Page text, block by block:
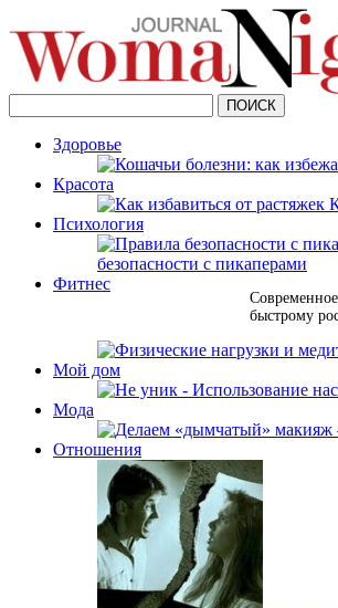
Здоровье
Красота
Психология
безопасности с пикаперами
быстрому
Фитнес
Мой дом
Мода
Отношения